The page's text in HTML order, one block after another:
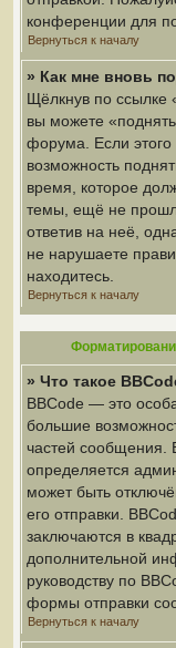
конференции для
Вернуться к началу
» Как мне вновь
Щёлкнув по ссылке
вы можете
форума. Если этого
возможность
время, которое
темы, ещё не
ответив на неё,
не нарушаете
находитесь.
Вернуться к началу
» Что такое
BBCode — это
большие
частей сообщения.
определяется
может быть
его отправки.
заключаются в
дополнительной
руководству по
формы отправки
Вернуться к началу